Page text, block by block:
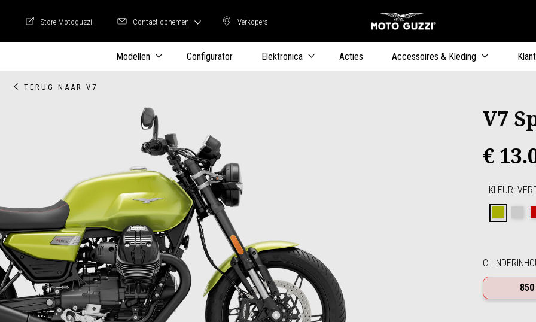
Verkopers
Verkopers
Store Motoguzzi
Store Motoguzzi Contact opnemen
Modellen Configurator Elektronica Acties Accessoires & Kleding
TERUG NAAR V7
V7
€
KLEUR:
850